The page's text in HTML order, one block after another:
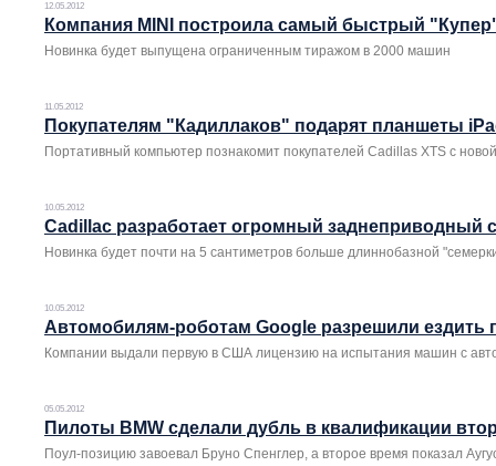
12.05.2012
Компания MINI построила самый быстрый
Новинка будет выпущена ограниченным тиражом в 2000 машин
11.05.2012
Покупателям "Кадиллаков" подарят планшеты
Портативный компьютер познакомит покупателей Cadillas XTS с
10.05.2012
Cadillac разработает огромный заднеприводный
Новинка будет почти на 5 сантиметров больше длиннобазной
10.05.2012
Автомобилям-роботам Google разрешили
Компании выдали первую в США лицензию на испытания машин с
05.05.2012
Пилоты BMW сделали дубль в квалификации
Поул-позицию завоевал Бруно Спенглер, а второе время показал